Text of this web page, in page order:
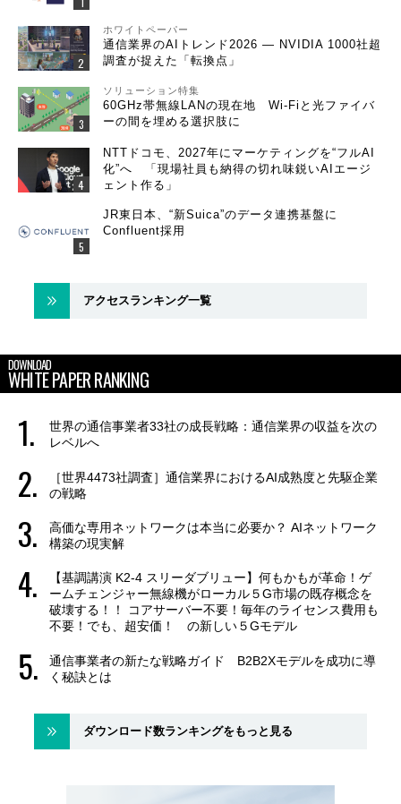
ホワイトペーパー
通信業界のAIトレンド2026 ― NVIDIA 1000社超
調査が捉えた「転換点」
ソリューション特集
60GHz帯無線LANの現在地 Wi-Fiと光ファイバ
ーの間を埋める選択肢に
NTTドコモ、2027年にマーケティングを“フルAI
化”へ 「現場社員も納得の切れ味鋭いAIエージ
ェント作る」
JR東日本、“新Suica”のデータ連携基盤に
Confluent採用
アクセスランキング一覧
DOWNLOAD
WHITE PAPER RANKING
世界の通信事業者33社の成長戦略：通信業界の収益を次の
レベルへ
［世界4473社調査］通信業界におけるAI成熟度と先駆企業
の戦略
高価な専用ネットワークは本当に必要か？ AIネットワーク
構築の現実解
【基調講演 K2-4 スリーダブリュー】何もかもが革命！ゲ
ームチェンジャー無線機がローカル５G市場の既存概念を
破壊する！！ コアサーバー不要！毎年のライセンス費用も
不要！でも、超安価！ の新しい５Gモデル
通信事業者の新たな戦略ガイド B2B2Xモデルを成功に導
く秘訣とは
ダウンロード数ランキングをもっと見る